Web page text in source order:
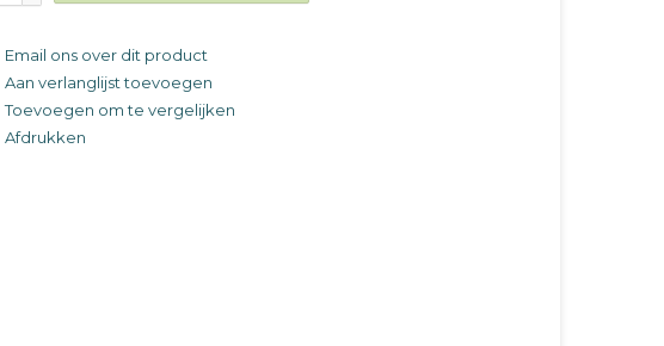
Email ons over dit product
Aan verlanglijst toevoegen
Toevoegen om te vergelijken
Afdrukken